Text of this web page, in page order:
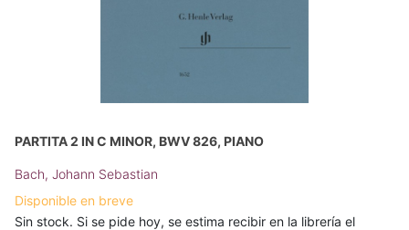
PARTITA 2 IN C MINOR, BWV 826, PIANO
Bach, Johann Sebastian
Disponible en breve
Sin stock. Si se pide hoy, se estima recibir en la librería el